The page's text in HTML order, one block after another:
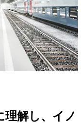
理解し、イノ